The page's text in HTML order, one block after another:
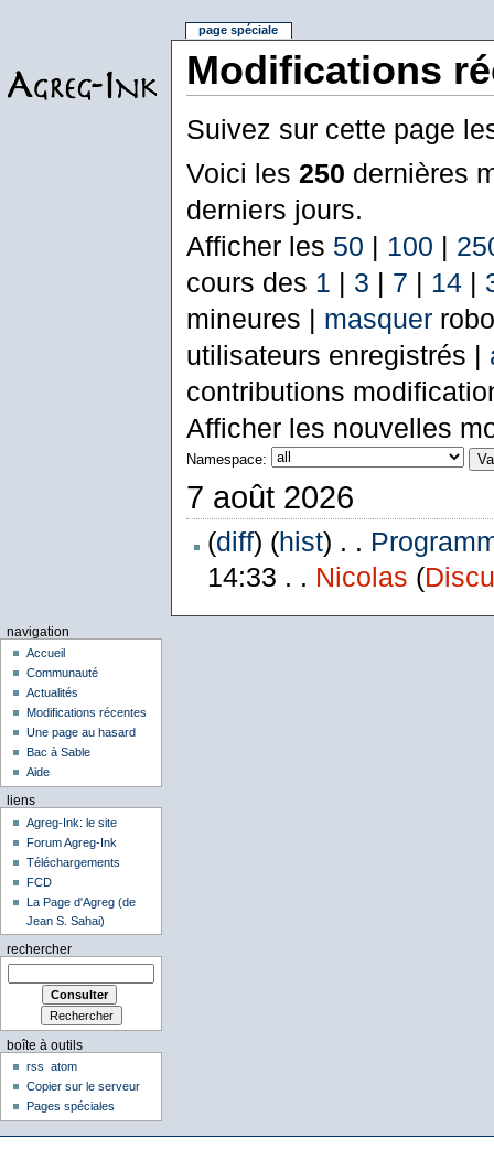
Modifications
Suivez sur cette page
Voici les 250 dernières
derniers jours.
Afficher les 50 | 100 |
cours des 1 | 3 | 7 | 14|
mineures | masquer
utilisateurs enregistrés |
contributions
Afficher les nouvelles
Namespace:
7 août 2026
(diff) (hist) . .
14:33 . . Nicolas (
page spéciale
navigation
Accueil
Communauté
Actualités
Modifications récentes
Une page au hasard
Bac à Sable
Aide
liens
Agreg-Ink: le site
Forum Agreg-Ink
Téléchargements
FCD
La Page d'Agreg (de
Jean S. Sahai)
rechercher
boîte à outils
rss
atom
Copier sur le serveur
Pages spéciales